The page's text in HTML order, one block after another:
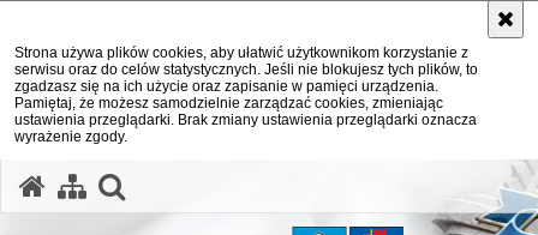
Strona używa plików cookies, aby ułatwić użytkownikom korzystanie z
serwisu oraz do celów statystycznych. Jeśli nie blokujesz tych plików, to
zgadzasz się na ich użycie oraz zapisanie w pamięci urządzenia.
Pamiętaj, że możesz samodzielnie zarządzać cookies, zmieniając
ustawienia przeglądarki. Brak zmiany ustawienia przeglądarki oznacza
wyrażenie zgody.